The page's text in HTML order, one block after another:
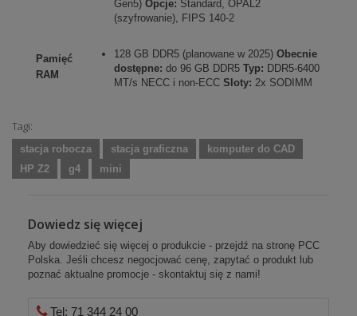
Gen5) Opcje: Standard, OPAL2
(szyfrowanie), FIPS 140-2
Pamięć
RAM
128 GB DDR5 (planowane w 2025) Obecnie
dostępne: do 96 GB DDR5 Typ: DDR5-6400
MT/s NECC i non-ECC Sloty: 2x SODIMM
Tagi:
stacja robocza stacja graficzna
komputer do CAD
HP Z2
g4 mini
Dowiedz się więcej
Aby dowiedzieć się więcej o produkcie - przejdź na stronę PCC
Polska. Jeśli chcesz negocjować cenę, zapytać o produkt lub
poznać aktualne promocje - skontaktuj się z nami!
Tel: 71 344 24 00